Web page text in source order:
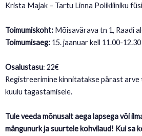
Krista Majak – Tartu Linna Polikliiniku
Toimumiskoht: Mõisavärava tn 1, Raadi
Toimumisaeg: 15. jaanuar kell 11.00-12.30
Osalustasu: 22€
Registreerimine kinnitatakse pärast arve
kuulu tagastamisele.
Tule veeda mõnusalt aega lapsega või
mängunurk ja suurtele kohvilaud! Kui sa